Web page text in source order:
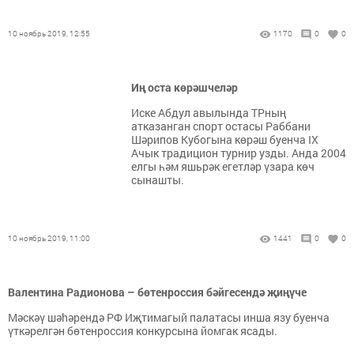
10 ноябрь 2019, 12:55 1170 0 0
Иң оста көрәшчеләр
Иске Абдул авылында ТРның
атказанган спорт остасы Раббани
Шәрипов Кубогына көрәш буенча IX
Ачык традицион турнир узды. Анда 2004
елгы һәм яшьрәк егетләр үзара көч
сынашты.
10 ноябрь 2019, 11:00 1441 0 0
Валентина Радионова – бөтенроссия бәйгесендә җиңүче
Мәскәү шәhәрендә РФ Иҗтимагый палатасы инша язу буенча
үткәрелгән бөтенроссия конкурсына йомгак ясады.